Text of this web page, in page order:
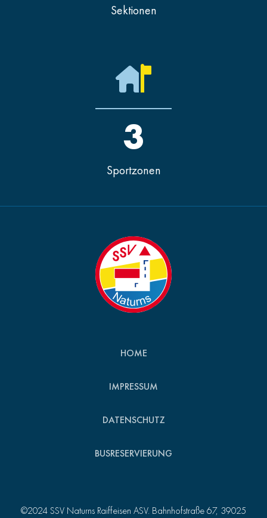
Sektionen
Sportzonen
3
HOME
IMPRESSUM
DATENSCHUTZ
BUSRESERVIERUNG
©2024 SSV Naturns Raiffeisen ASV. Bahnhofstraße 67, 39025